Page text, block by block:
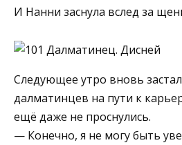
И Нанни заснула вслед за
Следующее утро вновь
далматинцев на пути к
ещё даже не проснулись.
— Конечно, я не могу быть